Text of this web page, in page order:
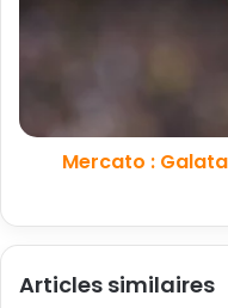
Mercato :
Articles similaires